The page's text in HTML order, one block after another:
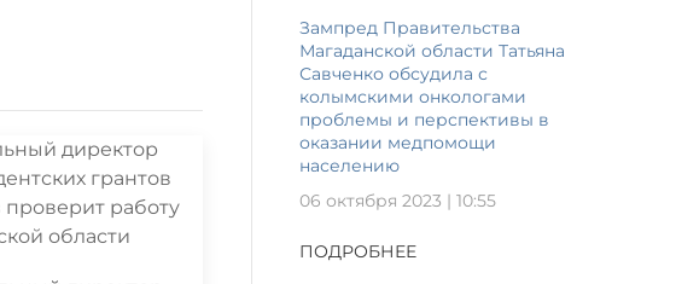
Зампред Правительства
Магаданской области Татьяна
Савченко обсудила с
колымскими онкологами
проблемы и перспективы в
оказании медпомощи
населению
06 октября 2023 | 10:55
ПОДРОБНЕЕ